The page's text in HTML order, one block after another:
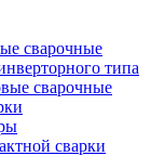
сварочные
типа
сварочные
сварки